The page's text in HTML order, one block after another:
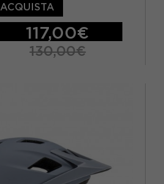
ACQUISTA
117,00€
130,00€